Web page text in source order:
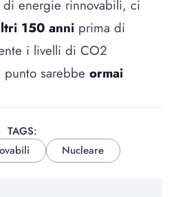
di energie rinnovabili, ci
150 anni prima di
i livelli di CO2
punto sarebbe ormai
TAGS:
Nucleare